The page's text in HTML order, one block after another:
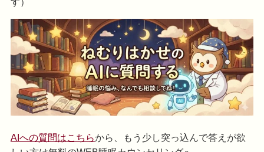
AIへの質問はこちらから、もう少し突っ込んで答えが欲